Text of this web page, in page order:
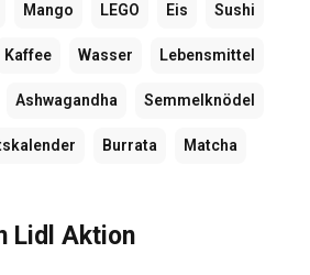
Mango LEGO Eis Sushi
Kaffee Wasser Lebensmittel
Ashwagandha Semmelknödel
Burrata Matcha
Lidl Aktion